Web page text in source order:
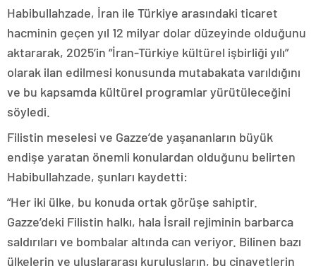
Habibullahzade, İran ile Türkiye arasındaki ticaret
hacminin geçen yıl 12 milyar dolar düzeyinde olduğunu
aktararak, 2025’in “İran-Türkiye kültürel işbirliği yılı”
olarak ilan edilmesi konusunda mutabakata varıldığını
ve bu kapsamda kültürel programlar yürütüleceğini
söyledi.
Filistin meselesi ve Gazze’de yaşananların büyük
endişe yaratan önemli konulardan olduğunu belirten
Habibullahzade, şunları kaydetti:
“Her iki ülke, bu konuda ortak görüşe sahiptir.
Gazze’deki Filistin halkı, hala İsrail rejiminin barbarca
saldırıları ve bombalar altında can veriyor. Bilinen bazı
ülkelerin ve uluslararası kuruluşların, bu cinayetlerin